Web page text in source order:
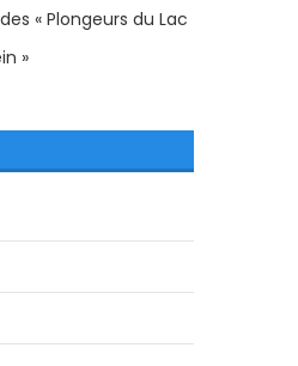
« Plongeurs du Lac
»